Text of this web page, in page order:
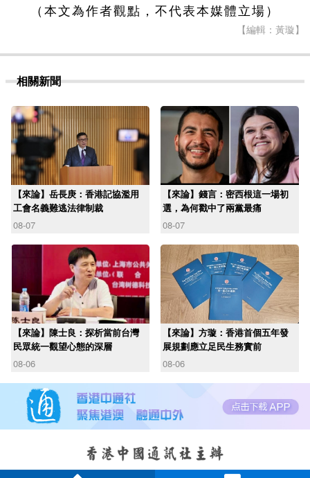
（本文為作者觀點，不代表本媒體立場）
【編輯：黃璇】
相關新聞
【來論】岳長庚：香港記協濫用
工會名義難逃法律制裁
08-07
【來論】錢言：密西根這一場初
選，為何戳中了兩黨最痛
08-07
【來論】陳士良：探析當前台灣
民眾統一觀望心態的深層
08-06
【來論】方璇：香港首個五年發
展規劃應立足民生務實前
08-06